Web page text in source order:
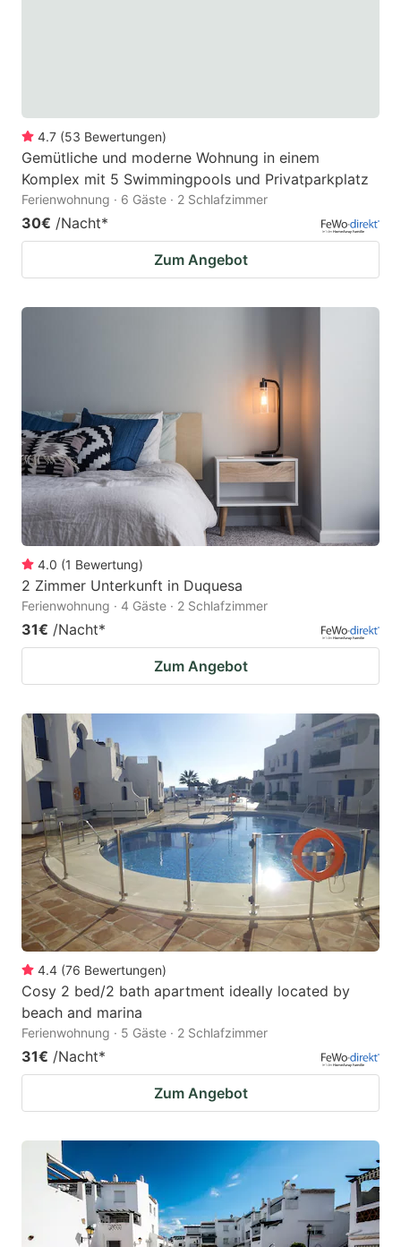
4.7 (53 Bewertungen)
Gemütliche und moderne Wohnung in einem
Komplex mit 5 Swimmingpools und Privatparkplatz
Ferienwohnung · 6 Gäste · 2 Schlafzimmer
30€ /Nacht*
Zum Angebot
4.0 (1 Bewertung)
2 Zimmer Unterkunft in Duquesa
Ferienwohnung · 4 Gäste · 2 Schlafzimmer
31€ /Nacht*
Zum Angebot
4.4 (76 Bewertungen)
Cosy 2 bed/2 bath apartment ideally located by
beach and marina
Ferienwohnung · 5 Gäste · 2 Schlafzimmer
31€ /Nacht*
Zum Angebot